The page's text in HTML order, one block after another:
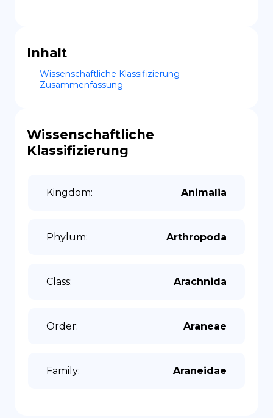
Inhalt
Wissenschaftliche Klassifizierung
Zusammenfassung
Wissenschaftliche
Klassifizierung
Kingdom: Animalia
Phylum: Arthropoda
Class: Arachnida
Order: Araneae
Family: Araneidae